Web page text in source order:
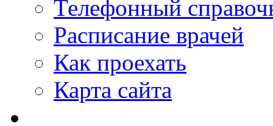
Телефонный
Расписание врачей
Как проехать
Карта сайта